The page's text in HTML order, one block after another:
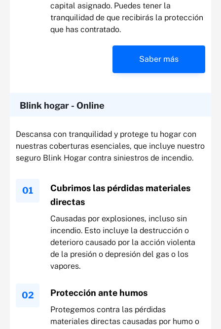
capital asignado. Puedes tener la
tranquilidad de que recibirás la protección
que has contratado.
Saber más
Blink hogar - Online
Descansa con tranquilidad y protege tu hogar con
nuestras coberturas esenciales, que incluye nuestro
seguro Blink Hogar contra siniestros de incendio.
Cubrimos las pérdidas materiales
directas
Causadas por explosiones, incluso sin
incendio. Esto incluye la destrucción o
deterioro causado por la acción violenta
de la presión o depresión del gas o los
vapores.
Protección ante humos
Protegemos contra las pérdidas
materiales directas causadas por humo o